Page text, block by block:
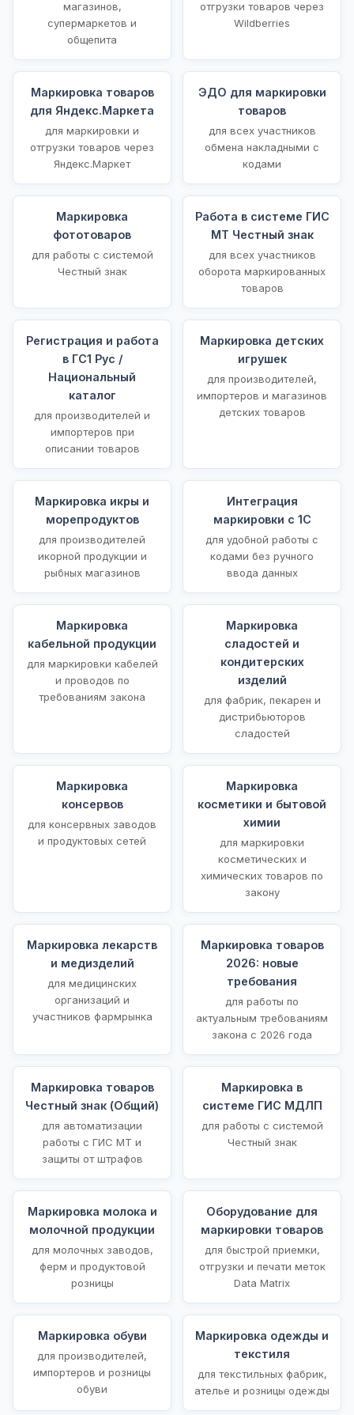
магазинов,
супермаркетов и
общепита
отгрузки товаров через
Wildberries
Маркировка товаров
для Яндекс.Маркета
для маркировки и
отгрузки товаров через
Яндекс.Маркет
ЭДО для маркировки
товаров
для всех участников
обмена накладными с
кодами
Маркировка
фототоваров
для работы с системой
Честный знак
Работа в системе ГИС
МТ Честный знак
для всех участников
оборота маркированных
товаров
Регистрация и работа
в ГС1 Рус /
Национальный
каталог
для производителей и
импортеров при
описании товаров
Маркировка детских
игрушек
для производителей,
импортеров и магазинов
детских товаров
Маркировка икры и
морепродуктов
для производителей
икорной продукции и
рыбных магазинов
Интеграция
маркировки с 1С
для удобной работы с
кодами без ручного
ввода данных
Маркировка
кабельной продукции
для маркировки кабелей
и проводов по
требованиям закона
Маркировка
сладостей и
кондитерских
изделий
для фабрик, пекарен и
дистрибьюторов
сладостей
Маркировка
консервов
для консервных заводов
и продуктовых сетей
Маркировка
косметики и бытовой
химии
для маркировки
косметических и
химических товаров по
закону
Маркировка лекарств
и медизделий
для медицинских
организаций и
участников фармрынка
Маркировка товаров
2026: новые
требования
для работы по
актуальным требованиям
закона с 2026 года
Маркировка товаров
Честный знак (Общий)
для автоматизации
работы с ГИС МТ и
защиты от штрафов
Маркировка в
системе ГИС МДЛП
для работы с системой
Честный знак
Маркировка молока и
молочной продукции
для молочных заводов,
ферм и продуктовой
розницы
Оборудование для
маркировки товаров
для быстрой приемки,
отгрузки и печати меток
Data Matrix
Маркировка обуви
для производителей,
импортеров и розницы
обуви
Маркировка одежды и
текстиля
для текстильных фабрик,
ателье и розницы одежды